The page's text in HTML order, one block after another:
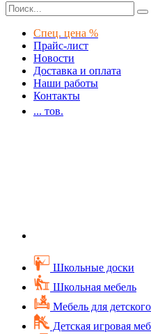
Спец. цена %
Прайс-лист
Новости
Доставка и оплата
Наши работы
Контакты
... тов.
Школьные доски
Школьная мебель
Мебель для
Детская игровая